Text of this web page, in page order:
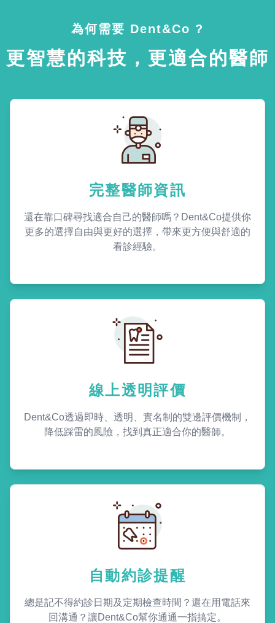
為何需要 Dent&Co ?
更智慧的科技，更適合的醫師
完整醫師資訊
還在靠口碑尋找適合自己的醫師嗎？Dent&Co提供你
更多的選擇自由與更好的選擇，帶來更方便與舒適的
看診經驗。
線上透明評價
Dent&Co透過即時、透明、實名制的雙邊評價機制，
降低踩雷的風險，找到真正適合你的醫師。
自動約診提醒
總是記不得約診日期及定期檢查時間？還在用電話來
回溝通？讓Dent&Co幫你通通一指搞定。